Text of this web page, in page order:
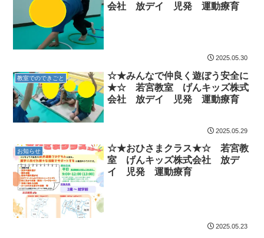
会社 放デイ 児発 運動療育
2025.05.30
教室でのできごと
☆★みんなで仲良く遊ぼう安全に
★☆ 若宮教室 げんキッズ株式
会社 放デイ 児発 運動療育
2025.05.29
お知らせ
☆★おひさまクラス★☆ 若宮教
室 げんキッズ株式会社 放デ
イ 児発 運動療育
2025.05.23